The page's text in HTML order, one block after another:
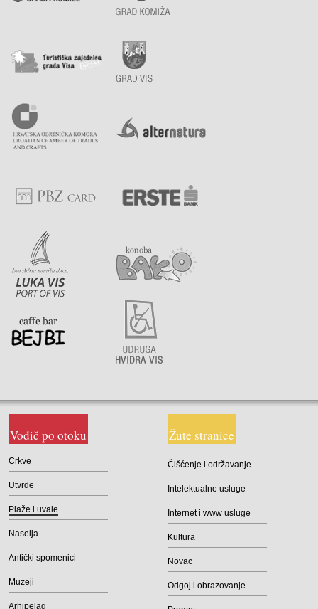
Vodič po otoku
Crkve
Utvrde
Plaže i uvale
Naselja
Antički spomenici
Muzeji
Arhipelag
Žute stranice
Čišćenje i održavanje
Intelektualne usluge
Internet i www usluge
Kultura
Novac
Odgoj i obrazovanje